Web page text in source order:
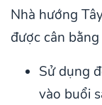
Nhà hướng
được cân
Sử dụng
vào buổi